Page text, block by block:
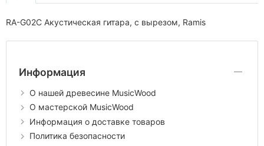
RA-G02C Акустическая гитара, с вырезом, Ramis
Информация
О нашей древесине MusicWood
О мастерской MusicWood
Информация о доставке товаров
Политика безопасности